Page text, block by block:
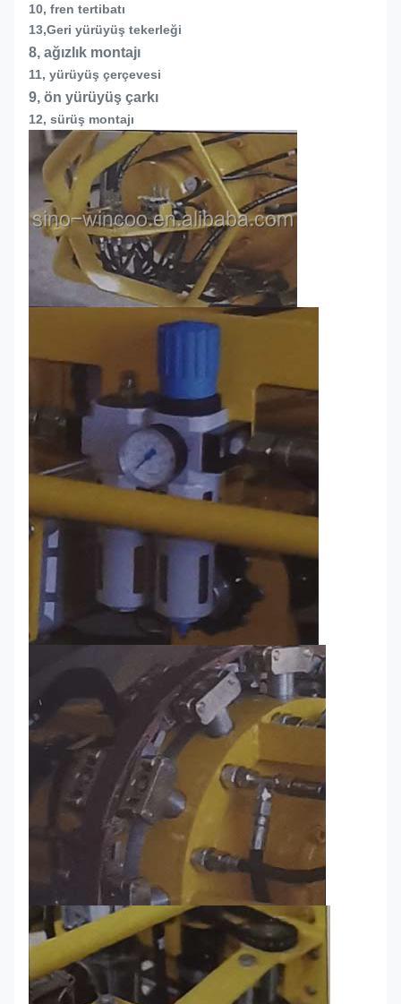
10, fren tertibatı
13,Geri yürüyüş tekerleği
8, ağızlık montajı
11, yürüyüş çerçevesi
9, ön yürüyüş çarkı
12, sürüş montajı